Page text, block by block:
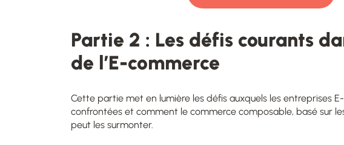
Partie 2 : Les défis courants
de l’E-commerce
Cette partie met en lumière les défis auxquels les entreprises
confrontées et comment le commerce composable, basé sur
peut les surmonter.